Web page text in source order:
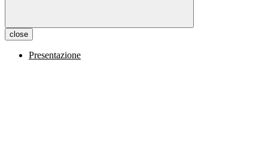
close
Presentazione